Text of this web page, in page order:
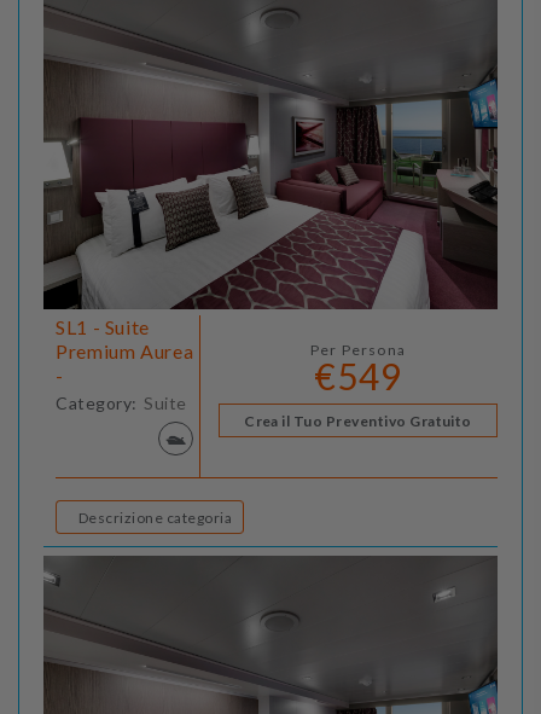
SL1 - Suite
Premium Aurea
-
Category: Suite
Per Persona
€549
Crea il Tuo Preventivo Gratuito
Descrizione categoria